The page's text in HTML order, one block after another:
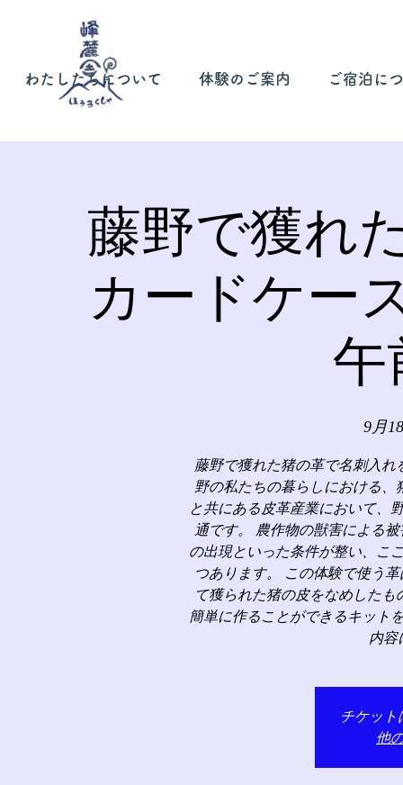
わたしたちについて 体験のご案内 ご宿泊に
藤野で獲れ
カードケー
午
9月
藤野で獲れた猪の革で名刺入
野の私たちの暮らしにおける
と共にある皮革産業において、
通です。 農作物の獣害による
の出現といった条件が整い、こ
つあります。 この体験で使う
て獲られた猪の皮をなめした
簡単に作ることができるキット
内容
チケット
他